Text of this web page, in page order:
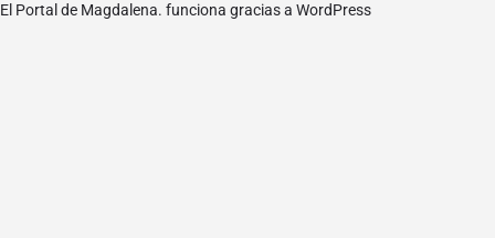
El Portal de Magdalena. funciona gracias a WordPress